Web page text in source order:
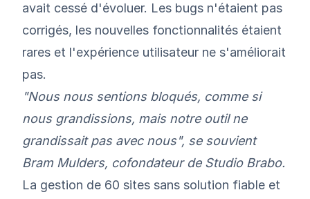
avait cessé d'évoluer. Les bugs n'étaient pas
corrigés, les nouvelles fonctionnalités étaient
rares et l'expérience utilisateur ne s'améliorait
pas.
"Nous nous sentions bloqués, comme si
nous grandissions, mais notre outil ne
grandissait pas avec nous", se souvient
Bram Mulders, cofondateur de Studio Brabo.
La gestion de 60 sites sans solution fiable et